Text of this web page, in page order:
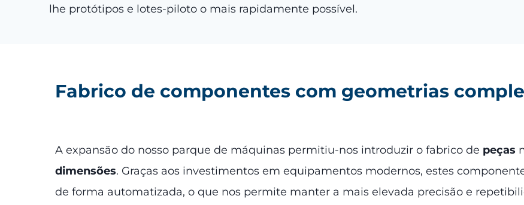
lhe protótipos e lotes-piloto o mais rapidamente possível.
Fabrico de componentes com geometrias
A expansão do nosso parque de máquinas permitiu-nos introduzir o fabrico de peças
dimensões. Graças aos investimentos em equipamentos modernos, estes
de forma automatizada, o que nos permite manter a mais elevada precisão e